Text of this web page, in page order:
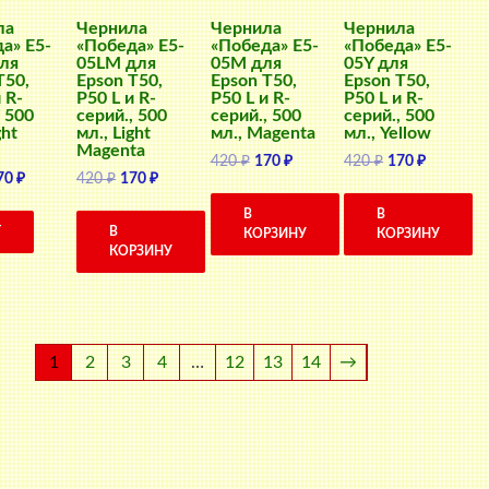
E5-
R-
500
₽Текущая
цена:
170 ₽.
Чернила
«Победа» E5-
05LM для
Epson T50,
P50 L и R-
серий., 500
мл., Light
Magenta
420₽ Первоначальная
цена
420 ₽.
170₽Текущая
цена:
В
КОРЗИНУ
Чернила
«Победа» E5-
05M для
Epson T50,
P50 L и R-
серий., 500
мл., Magenta
420₽ Первоначальная
цена
420 ₽.
170₽Текущая
цена:
В
КОРЗИНУ
Чернила
«Победа» E5-
05Y для
Epson T50,
P50 L и R-
серий., 500
мл., Yellow
420₽
цена
420 ₽.
170₽Текущая
цена:
В
КОРЗИНУ
1 2 3 4 … 12 13 14 →